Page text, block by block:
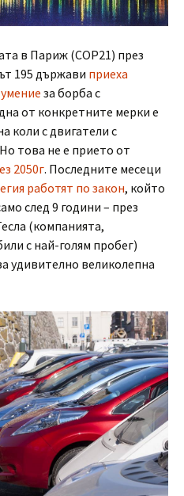
в Париж (СОР21) през
195 държави приеха
за борба с
от конкретните мерки е
коли с двигатели с
това не е прието от
2050г. Последните месеци
работят по закон, който
след 9 години – през
(компанията,
с най-голям пробег)
удивително великолепна